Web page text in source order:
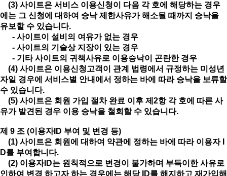
(3) 사이트은 서비스 이용신청이 다음 각 호에 해당하는 경우
에는 그 신청에 대하여 승낙 제한사유가 해소될 때까지 승낙을
유보할 수 있습니다.
- 사이트이 설비의 여유가 없는 경우
- 사이트의 기술상 지장이 있는 경우
- 기타 사이트의 귀책사유로 이용승낙이 곤란한 경우
(4) 사이트은 이용신청고객이 관계 법령에서 규정하는 미성년
자일 경우에 서비스별 안내에서 정하는 바에 따라 승낙을 보류할
수 있습니다.
(5) 사이트은 회원 가입 절차 완료 이후 제2항 각 호에 따른 사
유가 발견된 경우 이용 승낙을 철회할 수 있습니다.
제 9 조 (이용자ID 부여 및 변경 등)
(1) 사이트은 회원에 대하여 약관에 정하는 바에 따라 이용자 I
D를 부여합니다.
(2) 이용자ID는 원칙적으로 변경이 불가하며 부득이한 사유로
인하여 변경 하고자 하는 경우에는 해당 ID를 해지하고 재가입해